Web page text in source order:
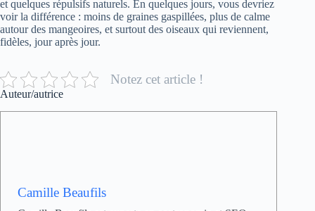
et quelques répulsifs naturels. En quelques jours, vous devriez
voir la différence : moins de graines gaspillées, plus de calme
autour des mangeoires, et surtout des oiseaux qui reviennent,
fidèles, jour après jour.
Notez cet article !
Auteur/autrice
Camille Beaufils